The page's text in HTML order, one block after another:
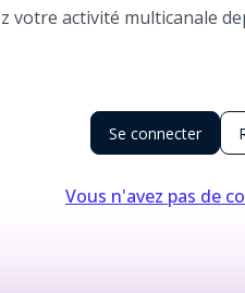
votre activité multicanale
Se connecter
Vous n'avez pas de